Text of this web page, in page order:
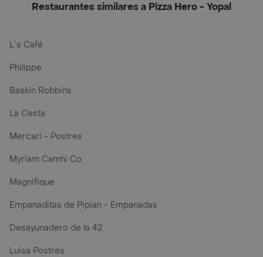
Restaurantes similares a Pizza Hero - Yopal
L´s Café
Philippe
Baskin Robbins
La Cesta
Mercari - Postres
Myriam Camhi Co
Magnifique
Empanaditas de Pipian - Empanadas
Desayunadero de la 42
Luisa Postres